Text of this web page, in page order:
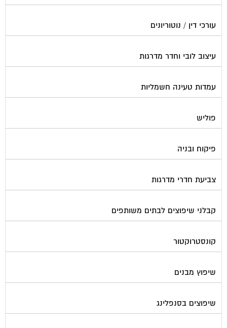
עורכי דין / נוטוריונים
עיצוב לובי וחדר מדרגות
עמדות טעינה חשמליות
פוליש
פיקוח ובניה
צביעת חדרי מדרגות
קבלני שיפוצים לבתים משותפים
קונסטרוקטור
שיפוץ מבנים
שיפוצים בסנפלינג